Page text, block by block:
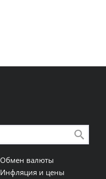
Обмен валюты
Инфляция и цены